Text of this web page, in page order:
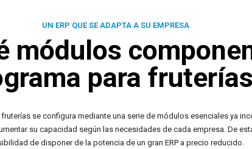
UN ERP QUE SE ADAPTA A SU EMPRESA
módulos
para
se configura mediante una serie de módulos esenciales ya
su capacidad según las necesidades de cada empresa. De
de disponer de la potencia de un gran ERP a precio reducido.